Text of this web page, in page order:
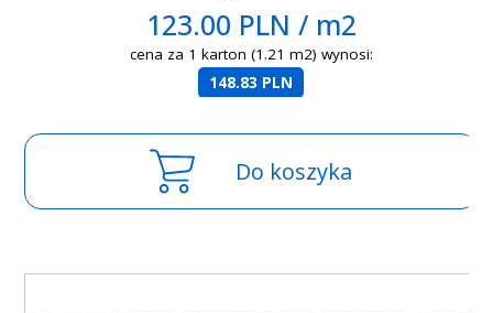
123.00 PLN / m2
cena za 1 karton (1.21 m2) wynosi:
148.83 PLN
Do koszyka